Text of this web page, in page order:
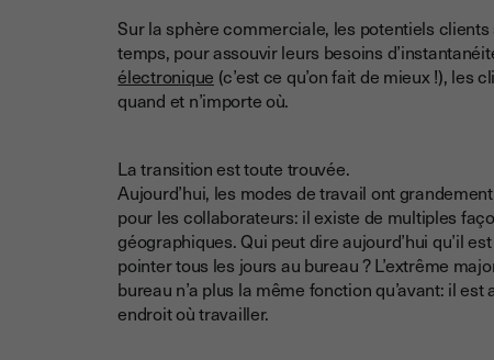
Sur la sphère commerciale, les potentiels
temps, pour assouvir leurs besoins
électronique (c’est ce qu’on fait de mieux !), les
quand et n’importe où.
La transition est toute trouvée.
Aujourd’hui, les modes de travail ont
pour les collaborateurs: il existe de multiples
géographiques. Qui peut dire aujourd’hui qu’il
pointer tous les jours au bureau ? L’extrême
bureau n’a plus la même fonction qu’avant: il
endroit où travailler.